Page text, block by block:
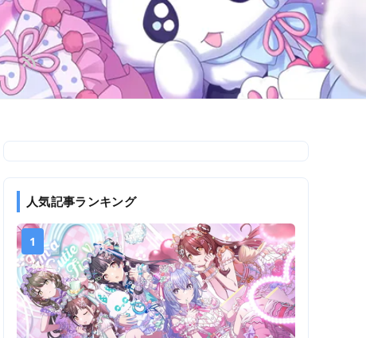
人気記事ランキング
1